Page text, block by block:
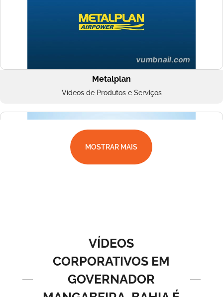
Metalplan
Vídeos de Produtos e Serviços
MOSTRAR MAIS
VÍDEOS
CORPORATIVOS EM
GOVERNADOR